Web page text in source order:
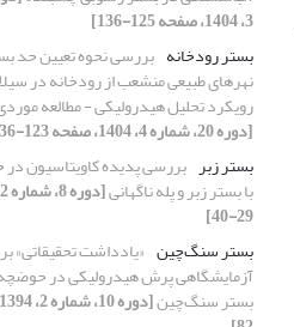
3، 1404، صفحه 125-136]
بستر رودخانه بررسی نحوه تعیین حد
نهرهای طبیعی منشعب از رودخانه در
رویکرد تحلیل هیدرولیکی - مطالعه
[دوره 20، شماره 4، 1404، صفحه 123-136]
بستر زبر بررسی پدیده کاویتاسیون
با بستر زبر و پله ناگهانی
29-40]
بستر سنگ‌چین «یادداشت تحقیقاتی»
آزمایشگاهی پرش هیدرولیکی در
بستر سنگ‌چین